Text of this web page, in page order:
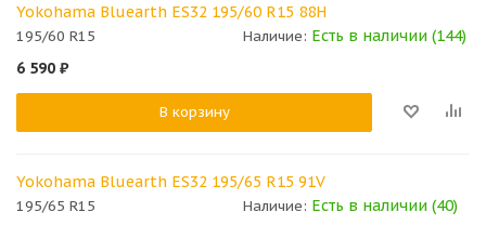
Yokohama Bluearth ES32 195/60 R15 88H
195/60 R15 Наличие: Есть в наличии (144)
6 590 ₽
В корзину
Yokohama Bluearth ES32 195/65 R15 91V
195/65 R15 Наличие: Есть в наличии (40)